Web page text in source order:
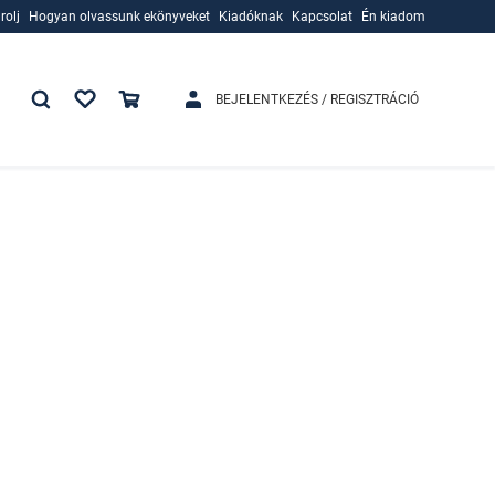
Hogyan olvassunk ekönyveket
Kiadóknak
Kapcsolat Én kiadom
BEJELENTKEZÉS / REGISZTRÁCIÓ